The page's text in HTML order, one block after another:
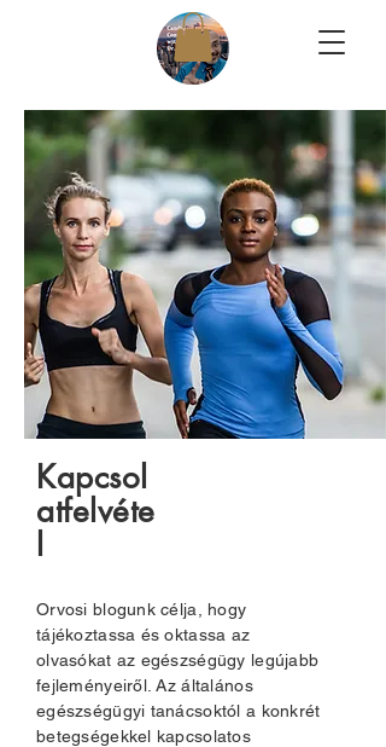
Kapcsol
atfelvéte
Orvosi blogunk célja, hogy
tájékoztassa és oktassa az
olvasókat az egészségügy legújabb
fejleményeiről. Az általános
egészségügyi tanácsoktól a konkrét
betegségekkel kapcsolatos